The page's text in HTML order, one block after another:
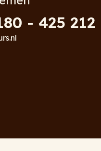
- 425 212